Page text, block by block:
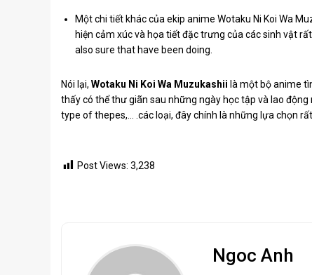
Một chi tiết khác của ekip anime Wotaku Ni Koi Wa
hiện cảm xúc và họa tiết đặc trưng của các sinh vật
also sure that have been doing.
Nói lại, Wotaku Ni Koi Wa Muzukashii là một bộ anime
thấy có thể thư giãn sau những ngày học tập và lao
type of thepes,… .các loại, đây chính là những lựa chọn rất
Post Views: 3,238
Ngoc Anh